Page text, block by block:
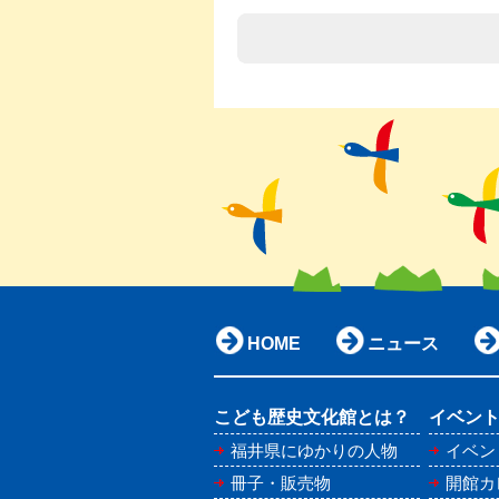
HOME ニュース
こども歴史文化館とは？
福井県にゆかりの人物
冊子・販売物
イベン
イベ
開館